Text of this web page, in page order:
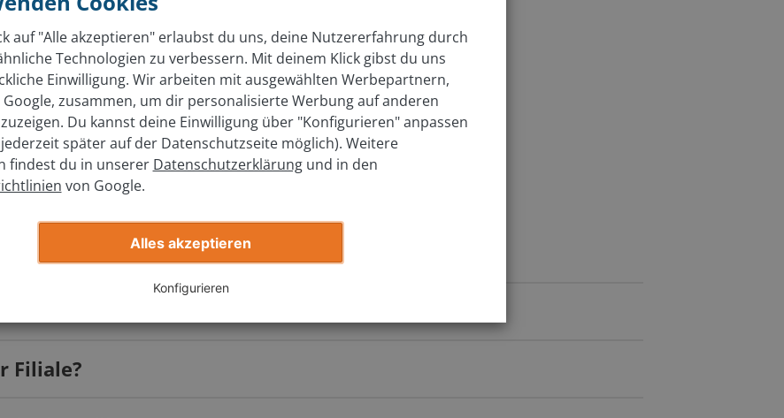
Modell?
Jahr wurde es zugelassen?
Jetzt kostenlos bewerten
Filiale?
auf "Alle akzeptieren" erlaubst du uns, deine Nutzererfahrung durch
Technologien zu verbessern. Mit deinem Klick gibst du uns
Einwilligung. Wir arbeiten mit ausgewählten Werbepartnern,
zusammen, um dir personalisierte Werbung auf anderen
Du kannst deine Einwilligung über "Konfigurieren" anpassen
später auf der Datenschutzseite möglich). Weitere
findest du in unserer Datenschutzerklärungund in den
von Google.
Alles akzeptieren
Konfigurieren